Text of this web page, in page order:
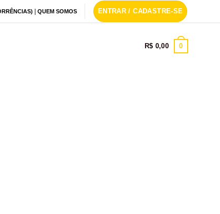
|QUEM SOMOS ENTRAR / CADASTRE-SE
R$ 0,00 0